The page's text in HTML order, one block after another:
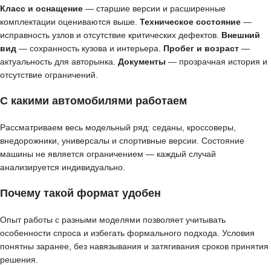
Класс и оснащение — старшие версии и расширенные
комплектации оцениваются выше. Техническое состояние —
исправность узлов и отсутствие критических дефектов. Внешний
вид — сохранность кузова и интерьера. Пробег и возраст —
актуальность для авторынка. Документы — прозрачная история и
отсутствие ограничений.
С какими автомобилями работаем
Рассматриваем весь модельный ряд: седаны, кроссоверы,
внедорожники, универсалы и спортивные версии. Состояние
машины не является ограничением — каждый случай
анализируется индивидуально.
Почему такой формат удобен
Опыт работы с разными моделями позволяет учитывать
особенности спроса и избегать формального подхода. Условия
понятны заранее, без навязывания и затягивания сроков принятия
решения.